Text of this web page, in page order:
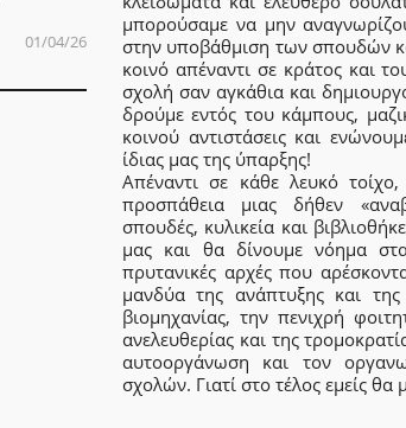
μπορούσαμε να μην
στην υποβάθμιση των σπουδών
κοινό απέναντι σε κράτος και
σχολή σαν αγκάθια και
δρούμε εντός του κάμπους,
κοινού αντιστάσεις και
ίδιας μας της ύπαρξης!
Απέναντι σε κάθε λευκό
προσπάθεια μιας δήθεν
σπουδές, κυλικεία και
μας και θα δίνουμε νόημα
πρυτανικές αρχές που
μανδύα της ανάπτυξης και της
βιομηχανίας, την πενιχρή
ανελευθερίας και της
αυτοοργάνωση και τον
σχολών. Γιατί στο τέλος εμείς θα
01/04/26